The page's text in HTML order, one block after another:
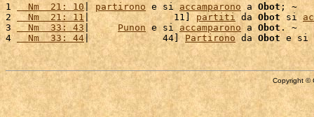
1
  Nm  21: 10
| partirono e si accamparono a Obot ; ~
2
  Nm  21: 11
|               11] partiti da Obot si
3
  Nm  33: 43
| Punon e si accamparono a Obot . ~
4
  Nm  33: 44
|             44] Partirono da Obot e si
Copyright ©